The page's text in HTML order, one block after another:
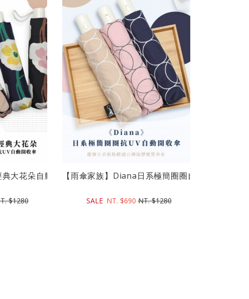
典大花朵自動開收折傘(21吋)｜台灣...
$1280
【雨傘家族】Diana日系極簡圈圈自動開收折傘
SALE NT. $690NT. $1280